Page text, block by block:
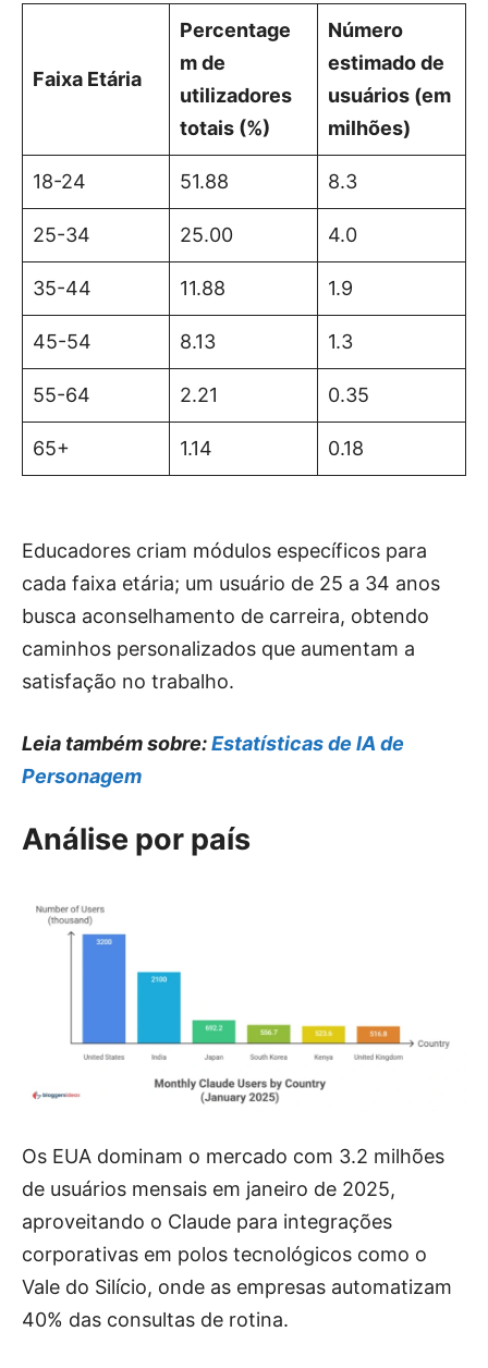
Faixa Etária
Percentage
m de
utilizadores
totais (%)
Número
estimado de
usuários (em
milhões)
18-24 51.88 8.3
25-34 25.00 4.0
35-44 11.88 1.9
45-54 8.13 1.3
55-64 2.21 0.35
65+ 1.14 0.18
Educadores criam módulos específicos para
cada faixa etária; um usuário de 25 a 34 anos
busca aconselhamento de carreira, obtendo
caminhos personalizados que aumentam a
satisfação no trabalho.
Leia também sobre:Estatísticas de IA de
Personagem
Análise por país
Os EUA dominam o mercado com 3.2 milhões
de usuários mensais em janeiro de 2025,
aproveitando o Claude para integrações
corporativas em polos tecnológicos como o
Vale do Silício, onde as empresas automatizam
40% das consultas de rotina.